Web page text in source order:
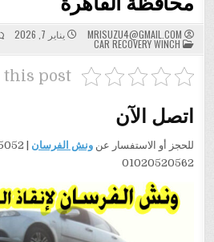
MRISUZU4@GMAIL.COM يناير 7, 2026
POSTED
IN
CAR RECOVERY WINCH
this post
اتصل الآن
للحجز أو الاستفسار عنونش الفرسان
01020520562